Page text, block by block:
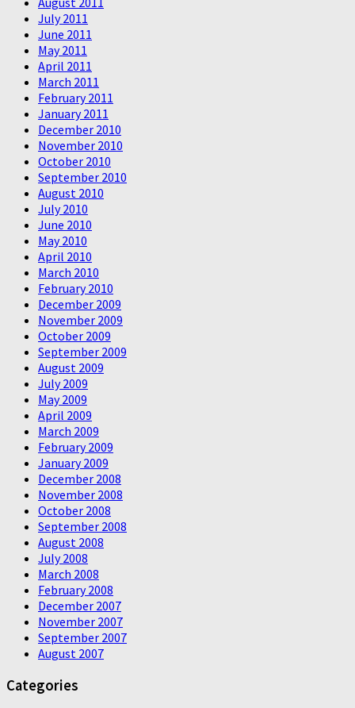
July 2011
June 2011
May 2011
April 2011
March 2011
February 2011
January 2011
December 2010
November 2010
October 2010
September 2010
August 2010
July 2010
June 2010
May 2010
April 2010
March 2010
February 2010
December 2009
November 2009
October 2009
September 2009
August 2009
July 2009
May 2009
April 2009
March 2009
February 2009
January 2009
December 2008
November 2008
October 2008
September 2008
August 2008
July 2008
March 2008
February 2008
December 2007
November 2007
September 2007
August 2007
Categories